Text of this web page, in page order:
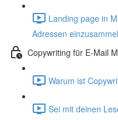
Landing page in
Adressen
Copywriting für E-Mail
Warum ist
Sei mit deinen